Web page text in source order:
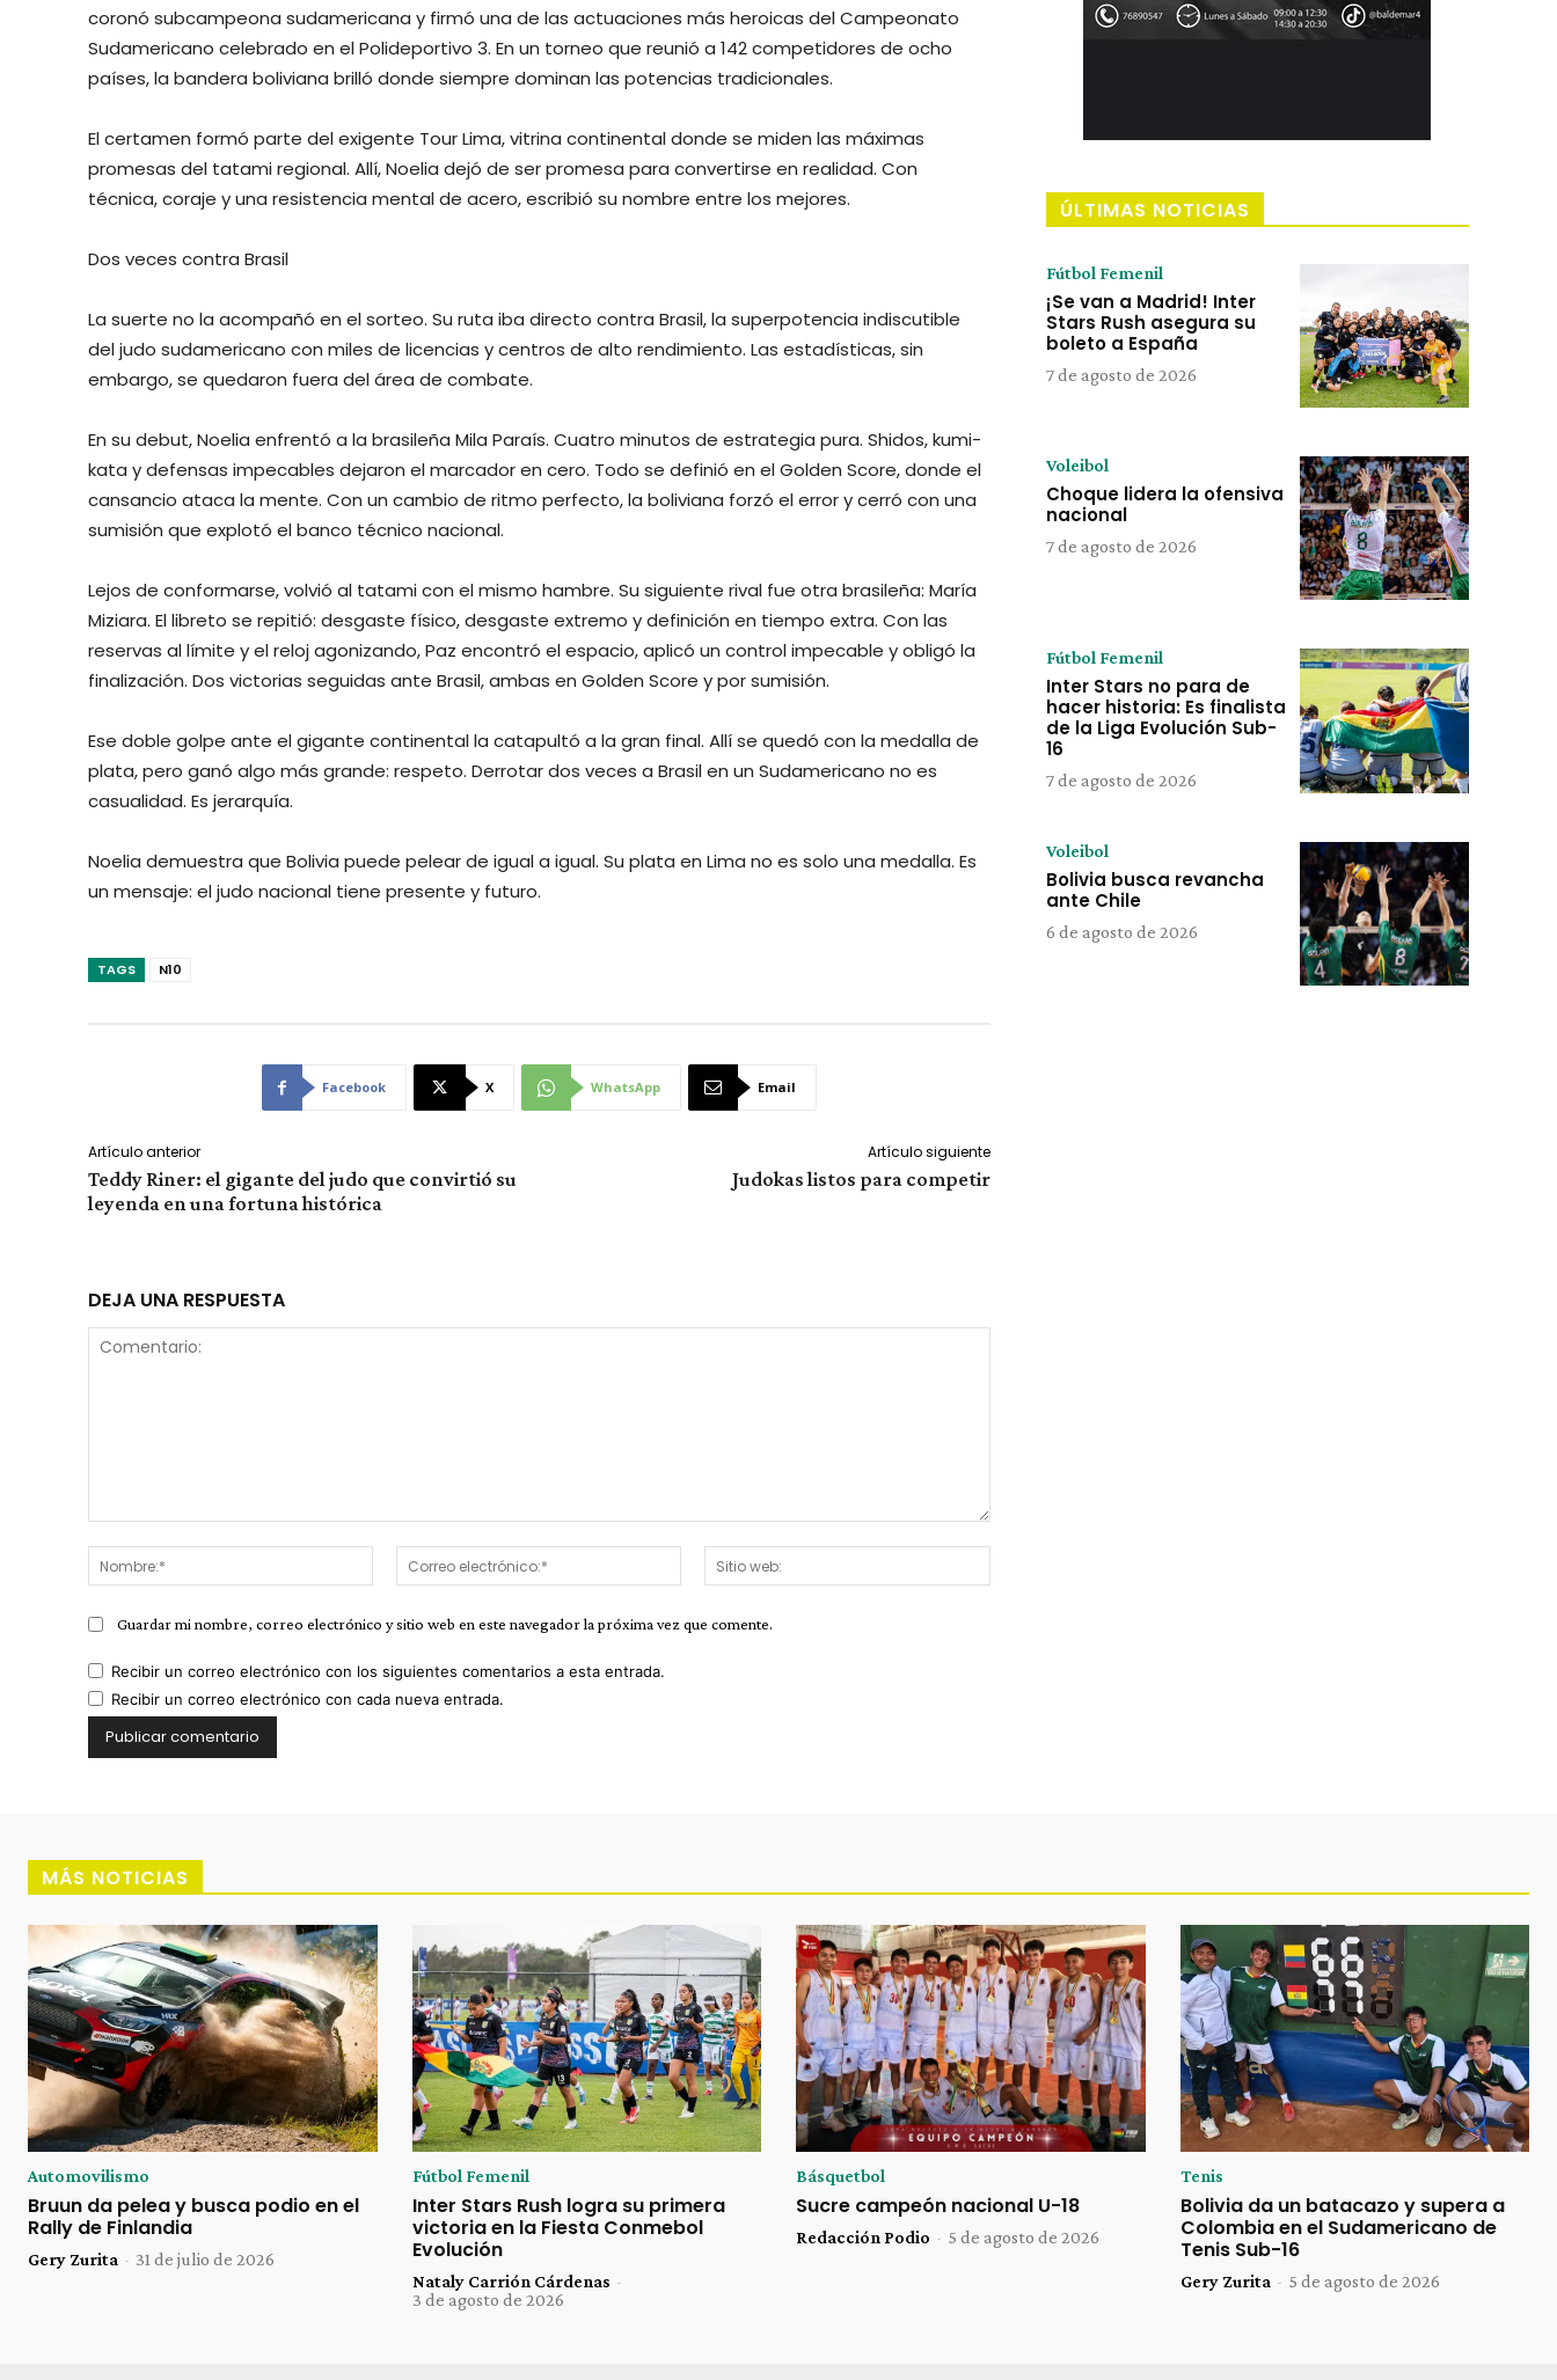
coronó subcampeona sudamericana y firmó una de las actuaciones más heroicas del Campeonato
Sudamericano celebrado en el Polideportivo 3. En un torneo que reunió a 142 competidores de ocho
países, la bandera boliviana brilló donde siempre dominan las potencias tradicionales.
El certamen formó parte del exigente Tour Lima, vitrina continental donde se miden las máximas
promesas del tatami regional. Allí, Noelia dejó de ser promesa para convertirse en realidad. Con
técnica, coraje y una resistencia mental de acero, escribió su nombre entre los mejores.
Dos veces contra Brasil
La suerte no la acompañó en el sorteo. Su ruta iba directo contra Brasil, la superpotencia indiscutible
del judo sudamericano con miles de licencias y centros de alto rendimiento. Las estadísticas, sin
embargo, se quedaron fuera del área de combate.
En su debut, Noelia enfrentó a la brasileña Mila Paraís. Cuatro minutos de estrategia pura. Shidos, kumi-
kata y defensas impecables dejaron el marcador en cero. Todo se definió en el Golden Score, donde el
cansancio ataca la mente. Con un cambio de ritmo perfecto, la boliviana forzó el error y cerró con una
sumisión que explotó el banco técnico nacional.
Lejos de conformarse, volvió al tatami con el mismo hambre. Su siguiente rival fue otra brasileña: María
Miziara. El libreto se repitió: desgaste físico, desgaste extremo y definición en tiempo extra. Con las
reservas al límite y el reloj agonizando, Paz encontró el espacio, aplicó un control impecable y obligó la
finalización. Dos victorias seguidas ante Brasil, ambas en Golden Score y por sumisión.
Ese doble golpe ante el gigante continental la catapultó a la gran final. Allí se quedó con la medalla de
plata, pero ganó algo más grande: respeto. Derrotar dos veces a Brasil en un Sudamericano no es
casualidad. Es jerarquía.
Noelia demuestra que Bolivia puede pelear de igual a igual. Su plata en Lima no es solo una medalla. Es
un mensaje: el judo nacional tiene presente y futuro.
TAGS N10
Facebook X WhatsApp Email
Artículo anterior
Teddy Riner: el gigante del judo que convirtió su
leyenda en una fortuna histórica
Artículo siguiente
Judokas listos para competir
DEJA UNA RESPUESTA
Nombre:*
Correo
electrónico:*
web:
Guardar mi nombre, correo electrónico y sitio web en este navegador la próxima vez que comente.
Recibir un correo electrónico con los siguientes comentarios a esta entrada.
Recibir un correo electrónico con cada nueva entrada.
ÚLTIMAS NOTICIAS
Fútbol Femenil
¡Se van a Madrid! Inter
Stars Rush asegura su
boleto a España
7 de agosto de 2026
Voleibol
Choque lidera la ofensiva
nacional
7 de agosto de 2026
Fútbol Femenil
Inter Stars no para de
hacer historia: Es finalista
de la Liga Evolución Sub-
16
7 de agosto de 2026
Voleibol
Bolivia busca revancha
ante Chile
6 de agosto de 2026
MÁS NOTICIAS
Automovilismo
Bruun da pelea y busca podio en el
Rally de Finlandia
Gery Zurita - 31 de julio de 2026
Fútbol Femenil
Inter Stars Rush logra su primera
victoria en la Fiesta Conmebol
Evolución
Nataly Carrión Cárdenas -
3 de agosto de 2026
Básquetbol
Sucre campeón nacional U-18
Redacción Podio - 5 de agosto de 2026
Tenis
Bolivia da un batacazo y supera a
Colombia en el Sudamericano de
Tenis Sub-16
Gery Zurita - 5 de agosto de 2026